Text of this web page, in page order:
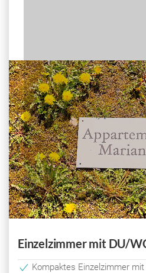
Einzelzimmer mit DU/
Kompaktes Einzelzimmer